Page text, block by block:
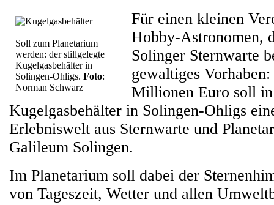
Soll zum Planetarium
werden: der stillgelegte
Kugelgasbehälter in
Solingen-Ohligs. Foto:
Norman Schwarz
Für einen kleinen
Hobby-Astronomen,
Solinger Sternwarte
gewaltiges
Millionen Euro soll
Kugelgasbehälter in Solingen-Ohligs
Erlebniswelt aus Sternwarte und
Galileum Solingen.
Im Planetarium soll dabei der
von Tageszeit, Wetter und allen